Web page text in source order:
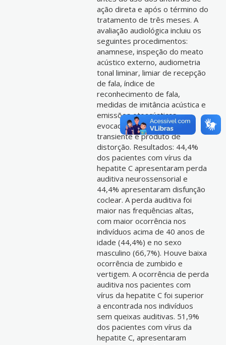
ação direta e após o término do
tratamento de três meses. A
avaliação audiológica incluiu os
seguintes procedimentos:
anamnese, inspeção do meato
acústico externo, audiometria
tonal liminar, limiar de recepção
de fala, índice de
reconhecimento de fala,
medidas de imitância acústica e
emissões otoacústicas
evocadas por estímulo
transiente e produto de
distorção. Resultados: 44,4%
dos pacientes com vírus da
hepatite C apresentaram perda
auditiva neurossensorial e
44,4% apresentaram disfunção
coclear. A perda auditiva foi
maior nas frequências altas,
com maior ocorrência nos
indivíduos acima de 40 anos de
idade (44,4%) e no sexo
masculino (66,7%). Houve baixa
ocorrência de zumbido e
vertigem. A ocorrência de perda
auditiva nos pacientes com
vírus da hepatite C foi superior
a encontrada nos indivíduos
sem queixas auditivas. 51,9%
dos pacientes com vírus da
hepatite C, apresentaram